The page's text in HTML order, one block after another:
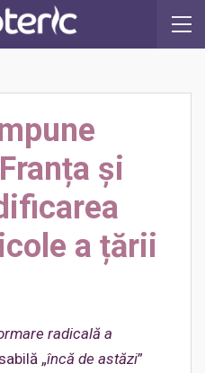
și
a țării
radicală a
„încă de astăzi”